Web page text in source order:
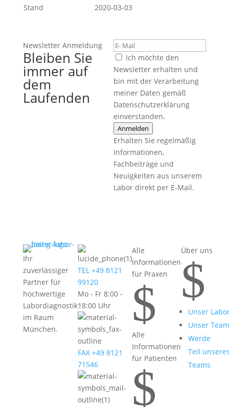
Stand
2020-03-03
Newsletter Anmeldung
Bleiben Sie
immer auf
dem
Laufenden
Ich möchte den
Newsletter erhalten und
bin mit der Verarbeitung
meiner Daten gemäß
Datenschutzerklärung
einverstanden.
Anmelden
Erhalten Sie regelmäßig
Informationen,
Fachbeiträge und
Neuigkeiten aus unserem
Labor direkt per E-Mail.
Ihr
zuverlässiger
Partner für
hochwertige
Labordiagnostik
im Raum
München.
TEL +49 8121
99120
Mo - Fr 8:00 -
18:00 Uhr
FAX +49 8121
71546
Alle
Informationen
für Praxen
$
Alle
Informationen
für Patienten
$
Über uns
$
Unser
Unser Team
Werde
Teil
Teams